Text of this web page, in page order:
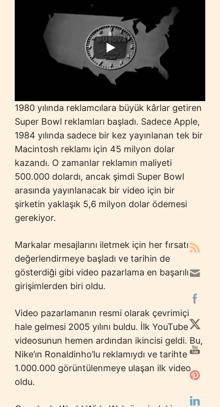
1980 yılında reklamcılara büyük kârlar getiren
Super Bowl reklamları başladı. Sadece Apple,
1984 yılında sadece bir kez yayınlanan tek bir
Macintosh reklamı için 45 milyon dolar
kazandı. O zamanlar reklamın maliyeti
500.000 dolardı, ancak şimdi Super Bowl
arasında yayınlanacak bir video için bir
şirketin yaklaşık 5,6 milyon dolar ödemesi
gerekiyor.
Markalar mesajlarını iletmek için her fırsatı
değerlendirmeye başladı ve tarihin de
gösterdiği gibi video pazarlama en başarılı
girişimlerden biri oldu.
Video pazarlamanın resmi olarak çevrimiçi
hale gelmesi 2005 yılını buldu. İlk YouTube
videosunun hemen ardından ikincisi geldi. Bu,
Nike’ın Ronaldinho’lu reklamıydı ve tarihte
1.000.000 görüntülenmeye ulaşan ilk video
oldu.